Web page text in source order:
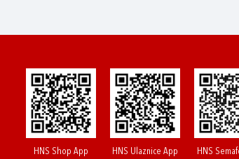
HNS Shop App HNS Ulaznice App HNS